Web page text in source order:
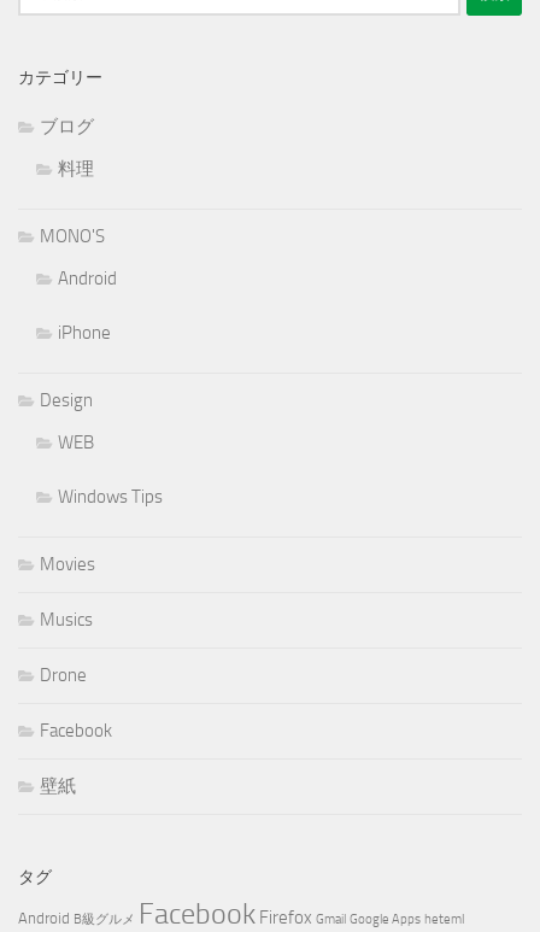
索:
カテゴリー
ブログ
料理
MONO'S
Android
iPhone
Design
WEB
Windows Tips
Movies
Musics
Drone
Facebook
壁紙
タグ
Android B級グルメ Facebook Firefox Gmail Google Apps heteml